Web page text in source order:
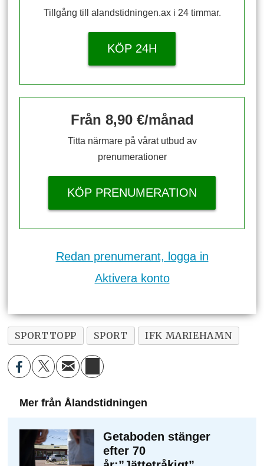
Tillgång till alandstidningen.ax i 24 timmar.
KÖP 24H
Från 8,90 €/månad
Titta närmare på vårat utbud av
prenumerationer
KÖP PRENUMERATION
Redan prenumerant, logga in
Aktivera konto
SPORTTOPP SPORT IFK MARIEHAMN